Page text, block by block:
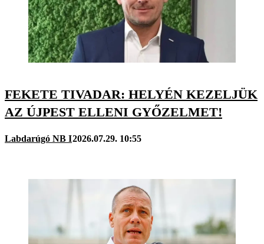
FEKETE TIVADAR: HELYÉN KEZELJÜK
AZ ÚJPEST ELLENI GYŐZELMET!
Labdarúgó NB I2026.07.29. 10:55